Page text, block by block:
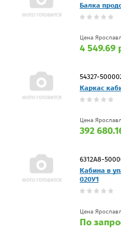
Балка
Цена
4 549.69
54327-
Каркас
Цена
392
6312А8-
Кабина в
020У1
Цена
По